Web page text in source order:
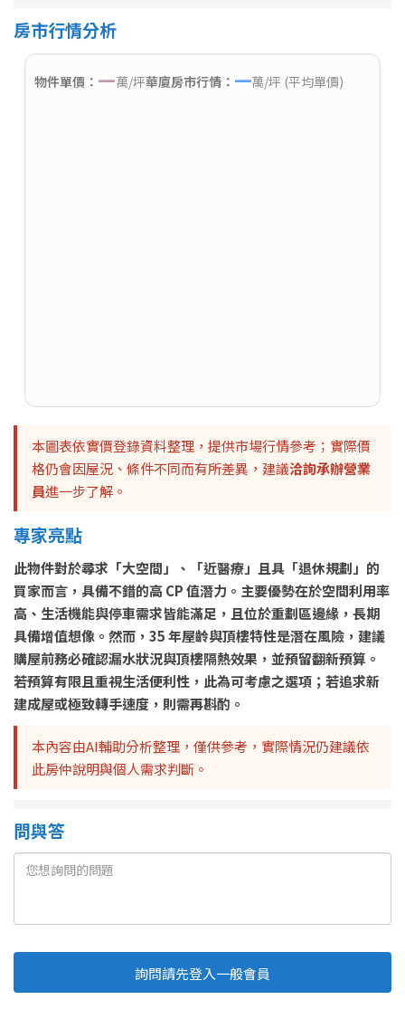
房市行情分析
物件單價： —萬/坪華廈房市行情： —萬/坪 (平均單價)
本圖表依實價登錄資料整理，提供市場行情參考；實際價
格仍會因屋況、條件不同而有所差異，建議洽詢承辦營業
員進一步了解。
專家亮點
此物件對於尋求「大空間」、「近醫療」且具「退休規劃」的
買家而言，具備不錯的高 CP 值潛力。主要優勢在於空間利用率
高、生活機能與停車需求皆能滿足，且位於重劃區邊緣，長期
具備增值想像。然而，35 年屋齡與頂樓特性是潛在風險，建議
購屋前務必確認漏水狀況與頂樓隔熱效果，並預留翻新預算。
若預算有限且重視生活便利性，此為可考慮之選項；若追求新
建成屋或極致轉手速度，則需再斟酌。
本內容由AI輔助分析整理，僅供參考，實際情況仍建議依
此房仲說明與個人需求判斷。
問與答
詢問請先登入一般會員